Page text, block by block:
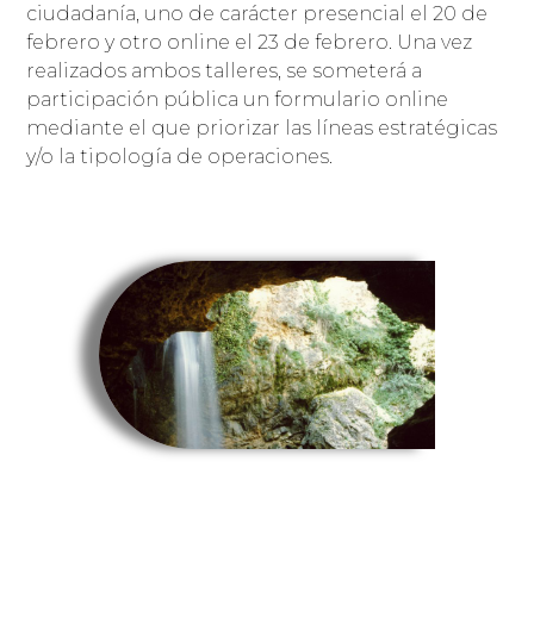
ciudadanía, uno de carácter presencial el 20 de
febrero y otro online el 23 de febrero. Una vez
realizados ambos talleres, se someterá a
participación pública un formulario online
mediante el que priorizar las líneas estratégicas
y/o la tipología de operaciones.